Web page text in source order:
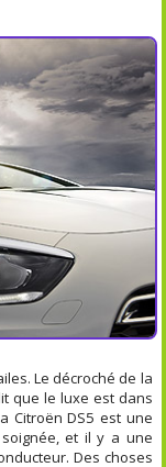
Le décroché de la
que le luxe est dans
Citroën DS5 est une
et il y a une
Des choses